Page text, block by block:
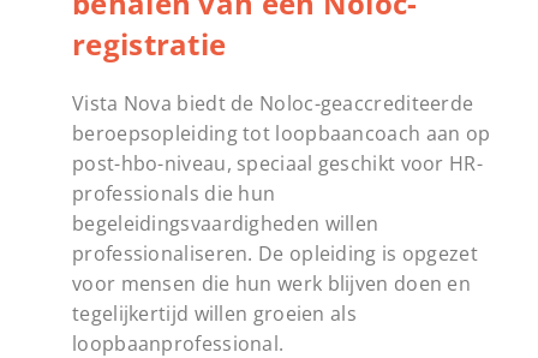
registratie
Vista Nova biedt de Noloc-geaccrediteerde
beroepsopleiding tot loopbaancoach aan op
post-hbo-niveau, speciaal geschikt voor HR-
professionals die hun
begeleidingsvaardigheden willen
professionaliseren. De opleiding is opgezet
voor mensen die hun werk blijven doen en
tegelijkertijd willen groeien als
loopbaanprofessional.